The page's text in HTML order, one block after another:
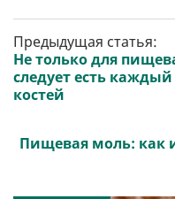
Предыдущая статья:
Не только для
следует есть
костей
Пищевая моль: как